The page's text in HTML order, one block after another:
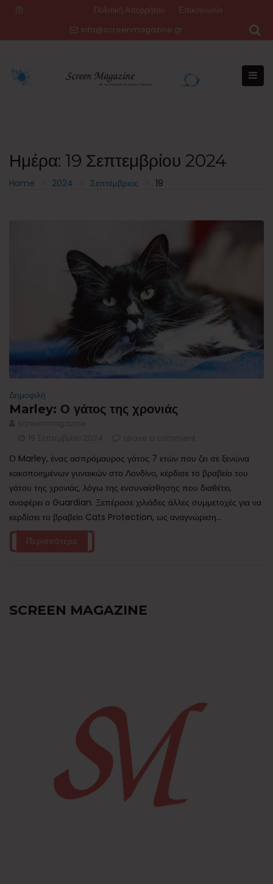
Πολιτική Απορρήτου
Επικοινωνία
info@screenmagazine.gr
Ημέρα: 19 Σεπτεμβρίου 2024
Home 2024 Σεπτέμβριος 19
Δημοφιλή
Marley: Ο γάτος της χρονιάς
Ο Marley, ένας ασπρόμαυρος γάτος 7 ετών που ζει σε ξενώνα
κακοποιημένων γυναικών στο Λονδίνο, κέρδισε το βραβείο του
γάτου της χρονιάς, λόγω της ενσυναίσθησης που διαθέτει,
αναφέρει ο Guardian. Ξεπέρασε χιλιάδες άλλες συμμετοχές για να
κερδίσει το βραβείο Cats Protection, ως αναγνώριση...
Περισσότερα
SCREEN MAGAZINE